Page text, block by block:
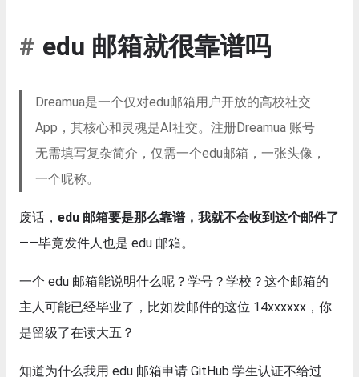
edu 邮箱就很靠谱吗
Dreamua是一个仅对edu邮箱用户开放的高校社交
App，其核心和灵魂是AI社交。注册Dreamua 账号
无需填写复杂简介，仅需一个edu邮箱，一张头像，
一个昵称。
废话， edu 邮箱要是那么靠谱，我就不会收到这个邮件了
——毕竟发件人也是 edu 邮箱。
一个 edu 邮箱能说明什么呢？学号？学校？这个邮箱的
主人可能已经毕业了，比如发邮件的这位 14xxxxxx，你
是留级了在读大五？
知道为什么我用 edu 邮箱申请 GitHub 学生认证不给过